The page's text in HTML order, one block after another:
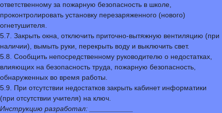
ответственному за пожарную безопасность в школе,
проконтролировать установку перезаряженного (нового)
огнетушителя.
5.7. Закрыть окна, отключить приточно-вытяжную вентиляцию (при
наличии), вымыть руки, перекрыть воду и выключить свет.
5.8. Сообщить непосредственному руководителю о недостатках,
влияющих на безопасность труда, пожарную безопасность,
обнаруженных во время работы.
5.9. При отсутствии недостатков закрыть кабинет информатики
(при отсутствии учителя) на ключ.
Инструкцию разработал: ___________